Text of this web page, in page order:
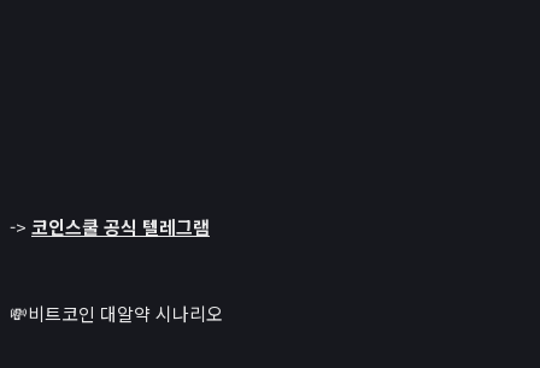
-> 코인스쿨 공식 텔레그램
💸비트코인 대알약 시나리오